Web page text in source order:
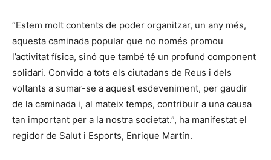
“Estem molt contents de poder organitzar, un any més,
aquesta caminada popular que no només promou
l’activitat física, sinó que també té un profund component
solidari. Convido a tots els ciutadans de Reus i dels
voltants a sumar-se a aquest esdeveniment, per gaudir
de la caminada i, al mateix temps, contribuir a una causa
tan important per a la nostra societat.”, ha manifestat el
regidor de Salut i Esports, Enrique Martín.